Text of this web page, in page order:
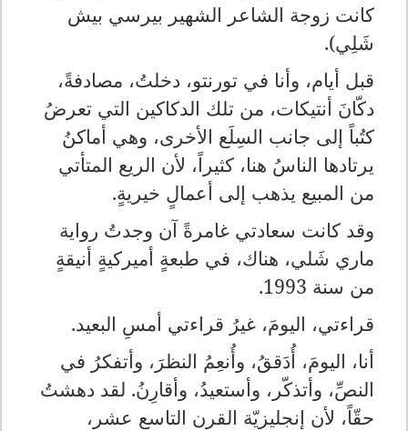
كانت زوجة الشاعر الشهير بيرسي بيش
شَلِي).
قبل أيام، وأنا في تورنتو، دخلتُ، مصادفةً،
دكّانَ أنتيكات، من تلك الدكاكين التي تعرضُ
كتُباً إلى جانب السِلَع الأخرى، وهي أماكنُ
يرتادها الناسُ هنا، كثيراً، لأن الريع المتأتي
من المبيع يذهب إلى أعمالٍ خيريةٍ.
وقد كانت سعادتي غامرةً آن وجدتُ رواية
ماري شَلي، هناك، في طبعةٍ أميركيةٍ أنيقةٍ
من سنة 1993.
قراءتي، اليومَ، غيرُ قراءتي أمسِ البعيد.
أنا، اليومَ، أُدَققُ، وأُنعِمُ النظرَ، وأتفكرُ في
النصِّ، وأتذكّر، وأستعيدُ، وأقارِنُ. لقد دهشتُ
حقّاً، لأن إنجليزيّة القرن التاسع عشر،